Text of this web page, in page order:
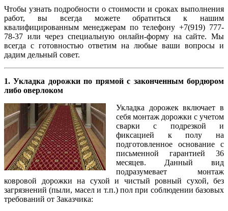
Чтобы узнать подробности о стоимости и сроках выполнения
работ, вы всегда можете обратиться к нашим
квалифицированным менеджерам по телефону +7(919) 777-
78-37 или через специальную онлайн-форму на сайте. Мы
всегда с готовностью ответим на любые ваши вопросы и
дадим дельный совет.
1. Укладка дорожки по прямой с законченным бордюром
либо оверлоком
Укладка дорожек включает в
себя монтаж дорожки с учетом
сварки с подрезкой и
фиксацией к полу на
подготовленное основание с
письменной гарантией 36
месяцев. Данный вид
подразумевает монтаж
ковровой дорожки на сухой и чистый ровный сухой, без
загрязнений (пыли, масел и т.п.) пол при соблюдении базовых
требований от Заказчика: